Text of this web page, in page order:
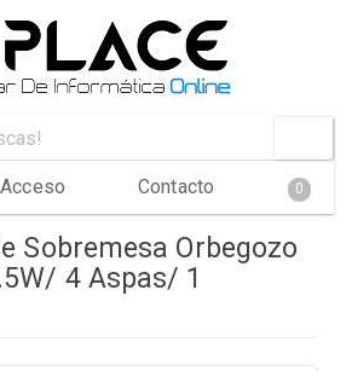
Acceso Contacto 0
Sobremesa Orbegozo
4 Aspas/ 1